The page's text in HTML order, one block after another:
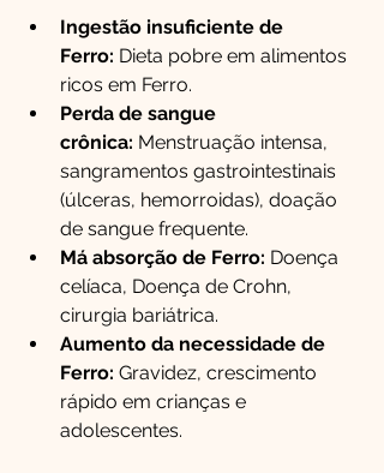
Ingestão insuficiente de
Ferro: Dieta pobre em alimentos
ricos em Ferro.
Perda de sangue
crônica: Menstruação intensa,
sangramentos gastrointestinais
(úlceras, hemorroidas), doação
de sangue frequente.
Má absorção de Ferro: Doença
celíaca, Doença de Crohn,
cirurgia bariátrica.
Aumento da necessidade de
Ferro: Gravidez, crescimento
rápido em crianças e
adolescentes.